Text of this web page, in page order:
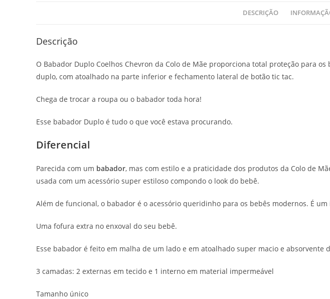
DESCRIÇÃO
Descrição
O Babador Duplo Coelhos Chevron da Colo de Mãe proporciona total proteção para
duplo, com atoalhado na parte inferior e fechamento lateral de botão tic tac.
Chega de trocar a roupa ou o babador toda hora!
Esse babador Duplo é tudo o que você estava procurando.
Diferencial
Parecida com um babador, mas com estilo e a praticidade dos produtos da Colo de
usada com um acessório super estiloso compondo o look do bebê.
Além de funcional, o babador é o acessório queridinho para os bebês modernos. É
Uma fofura extra no enxoval do seu bebê.
Esse babador é feito em malha de um lado e em atoalhado super macio e absorvente
3 camadas: 2 externas em tecido e 1 interno em material impermeável
Tamanho único